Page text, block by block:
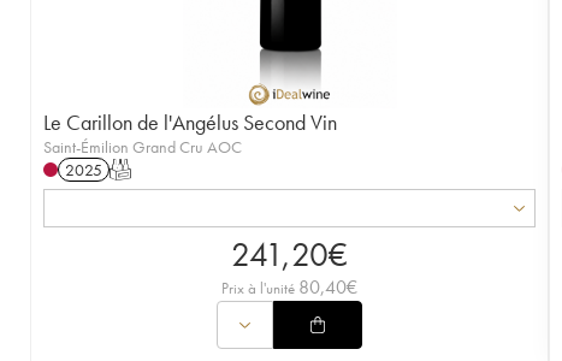
Le Carillon de l'Angélus Second Vin
Saint-Émilion Grand Cru AOC
2025 T
241,20€
Prix à l'unité 80,40€